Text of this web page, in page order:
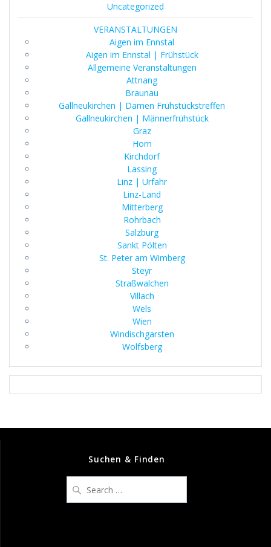
Uncategorized
VERANSTALTUNGEN
Aigen im Ennstal
Aigen im Ennstal | Frühstück
Allgemeine Veranstaltungen
Attnang
Braunau
Gallneukirchen | Damen Frühstückstreffen
Gallneukirchen | Männerfrühstück
Graz
Horn
Kirchdorf
Lassing
Linz | Urfahr
Linz-Land
Mitterberg
Rohrbach
Salzburg
Sankt Pölten
St. Peter am Wimberg
Steyr
Straßwalchen
Villach
Wels
Wien
Windischgarsten
Wolfsberg
Suchen & Finden
for: